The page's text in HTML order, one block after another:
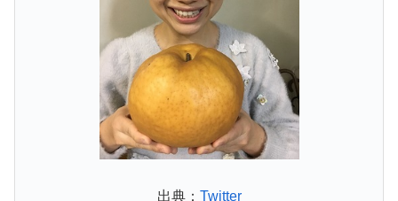
出典： Twitter